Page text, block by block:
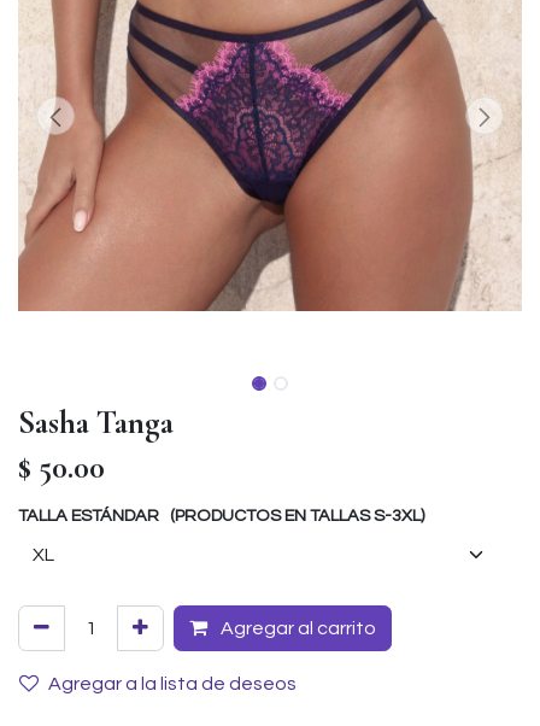
Sasha Tanga
$ 50.00
TALLA ESTÁNDAR (PRODUCTOS EN TALLAS S-3XL)
Agregar al carrito
Agregar a la lista de deseos